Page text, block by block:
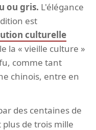
ou gris. L'élégance
est
culturelle
la « vieille culture »
comme tant
chinois, entre en
des centaines de
de trois mille